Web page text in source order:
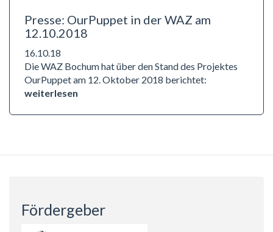
Presse: OurPuppet in der WAZ am
12.10.2018
16.10.18
Die WAZ Bochum hat über den Stand des Projektes
OurPuppet am 12. Oktober 2018 berichtet:
weiterlesen
Fördergeber